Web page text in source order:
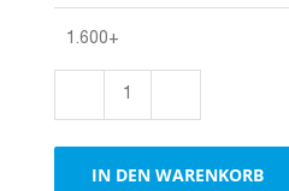
1.600+
Kompakte
IN DEN WARENKORB